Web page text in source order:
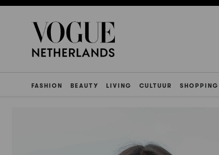
FASHION BEAUTY LIVING CULTUUR SHOPPING